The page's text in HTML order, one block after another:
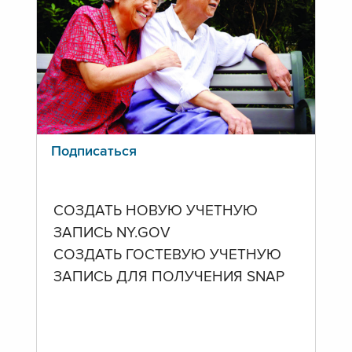
Подписаться
СОЗДАТЬ НОВУЮ УЧЕТНУЮ
ЗАПИСЬ NY.GOV
СОЗДАТЬ ГОСТЕВУЮ УЧЕТНУЮ
ЗАПИСЬ ДЛЯ ПОЛУЧЕНИЯ SNAP